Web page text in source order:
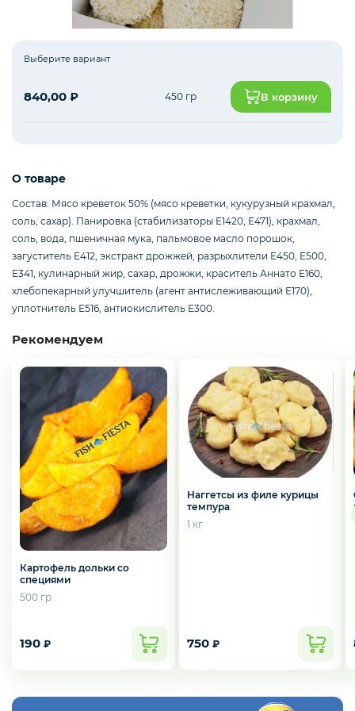
Филе
Рыбные пельмени
Панировка
Полуфабрикаты
Креветки
Выберите вариант
840,00 ₽ 450 гр В корзину
О товаре
Состав: Мясо креветок 50% (мясо креветки, кукурузный крахмал,
соль, сахар). Панировка (стабилизаторы Е1420, Е471), крахмал,
соль, вода, пшеничная мука, пальмовое масло порошок,
загуститель Е412, экстракт дрожжей, разрыхлители Е450, Е500,
Е341, кулинарный жир, сахар, дрожжи, краситель Аннато Е160,
хлебопекарный улучшитель (агент антислеживающий Е170),
уплотнитель Е516, антиокислитель Е300.
Рекомендуем
Картофель дольки со
специями
500 гр
190 ₽
Наггетсы из филе курицы
темпура
1 кг
750 ₽